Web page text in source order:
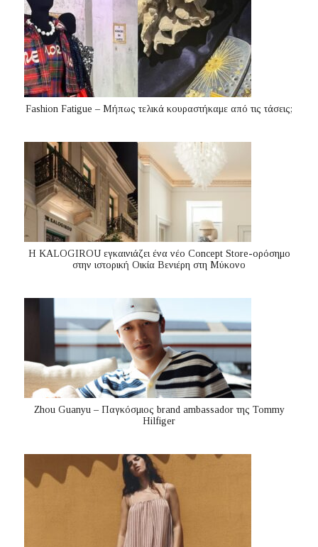
Fashion Fatigue – Μήπως τελικά κουραστήκαμε από τις τάσεις;
Η KALOGIROU εγκαινιάζει ένα νέο Concept Store-ορόσημο
στην ιστορική Οικία Βενιέρη στη Μύκονο
Zhou Guanyu – Παγκόσμιος brand ambassador της Tommy
Hilfiger